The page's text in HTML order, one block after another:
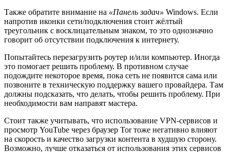
Также обратите внимание на «Панель задач» Windows. Если
напротив иконки сети/подключения стоит жёлтый
треугольник с восклицательным знаком, то это однозначно
говорит об отсутствии подключения к интернету.
Попытайтесь перезагрузить роутер и/или компьютер. Иногда
это помогает решить проблему. В противном случае
подождите некоторое время, пока сеть не появится сама или
позвоните в техническую поддержку вашего провайдера. Там
должны подсказать, что делать, чтобы решить проблему. При
необходимости вам направят мастера.
Стоит также учитывать, что использование VPN-сервисов и
просмотр YouTube через браузер Tor тоже негативно влияют
на скорость и качество загрузки контента в худшую сторону.
Возможно, лучше отказаться от использования этих сервисов